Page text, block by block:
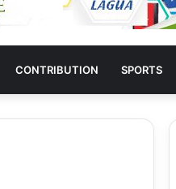
CONTRIBUTION SPORTS